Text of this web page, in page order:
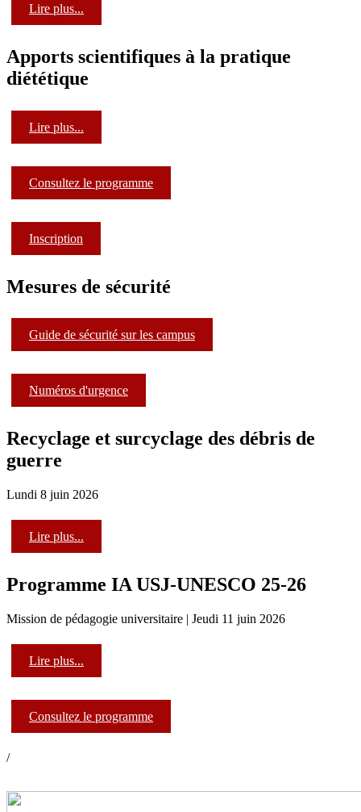
Lire plus...
Apports scientifiques à la pratique
diététique
Lire plus...
Consultez le programme
Inscription
Mesures de sécurité
Guide de sécurité sur les campus
Numéros d'urgence
Recyclage et surcyclage des débris de
guerre
Lundi 8 juin 2026
Lire plus...
Programme IA USJ-UNESCO 25-26
Mission de pédagogie universitaire | Jeudi 11 juin 2026
Lire plus...
Consultez le programme
/